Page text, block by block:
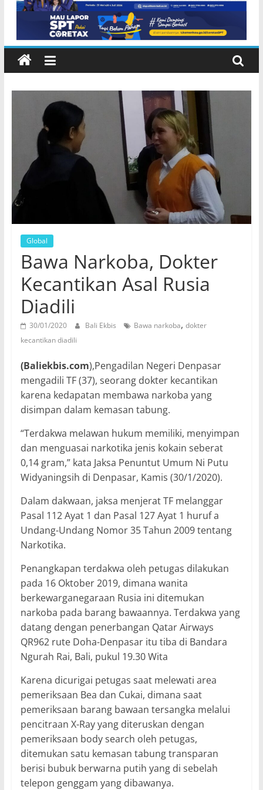
Karangasem
Global
Bawa Narkoba, Dokter
Kecantikan Asal Rusia
Diadili
30/01/2020 Bali Ekbis Bawa narkoba, dokter
kecantikan diadili
(Baliekbis.com),Pengadilan Negeri Denpasar
mengadili TF (37), seorang dokter kecantikan
karena kedapatan membawa narkoba yang
disimpan dalam kemasan tabung.
“Terdakwa melawan hukum memiliki, menyimpan
dan menguasai narkotika jenis kokain seberat
0,14 gram,” kata Jaksa Penuntut Umum Ni Putu
Widyaningsih di Denpasar, Kamis (30/1/2020).
Dalam dakwaan, jaksa menjerat TF melanggar
Pasal 112 Ayat 1 dan Pasal 127 Ayat 1 huruf a
Undang-Undang Nomor 35 Tahun 2009 tentang
Narkotika.
Penangkapan terdakwa oleh petugas dilakukan
pada 16 Oktober 2019, dimana wanita
berkewarganegaraan Rusia ini ditemukan
narkoba pada barang bawaannya. Terdakwa yang
datang dengan penerbangan Qatar Airways
QR962 rute Doha-Denpasar itu tiba di Bandara
Ngurah Rai, Bali, pukul 19.30 Wita
Karena dicurigai petugas saat melewati area
pemeriksaan Bea dan Cukai, dimana saat
pemeriksaan barang bawaan tersangka melalui
pencitraan X-Ray yang diteruskan dengan
pemeriksaan body search oleh petugas,
ditemukan satu kemasan tabung transparan
berisi bubuk berwarna putih yang di sebelah
telepon genggam yang dibawanya.